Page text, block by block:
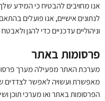
אנו מחויבים להבטיח כי המידע
לנתונים אישיים, אנו פועלים
וניהוליים עדכניים כדי להגן
פרסומות באתר
מערכת האתר מפעילה מערך
מאפשרת ועשויה לאפשר לצדדים
הפרסומות באתר ואו מערכי תוכן